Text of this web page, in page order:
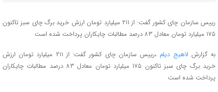
رییس سازمان چای کشور گفت: از ۲۱۱ میلیارد تومان ارزش خرید برگ چای سبز تاکنون
۱۷۵ میلیارد تومان معادل ۸۳ درصد مطالبات چایکاران پرداخت شده است
به گزارش لاهیج دیلم
،رییس سازمان چای کشور گفت: از ۲۱۱ میلیارد تومان ارزش
خرید برگ چای سبز تاکنون ۱۷۵ میلیارد تومان معادل ۸۳ درصد مطالبات چایکاران
پرداخت شده است